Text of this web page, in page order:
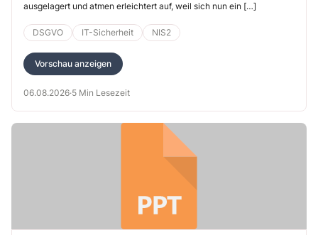
ausgelagert und atmen erleichtert auf, weil sich nun ein […]
DSGVO IT-Sicherheit NIS2
Vorschau anzeigen
06.08.2026·5 Min Lesezeit